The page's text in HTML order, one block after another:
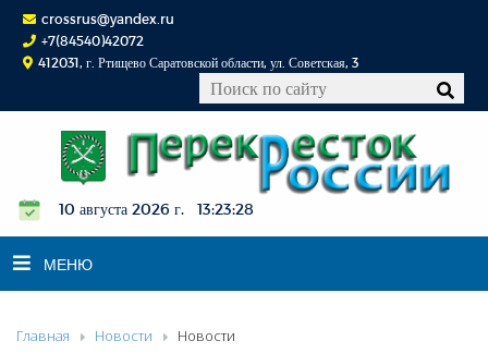
crossrus@yandex.ru
+7(84540)42072
412031, г. Ртищево Саратовской области, ул. Советская, 3
10 августа 2026 г. 13:23:29
МЕНЮ
НОВОСТИ
Главная Новости Новости